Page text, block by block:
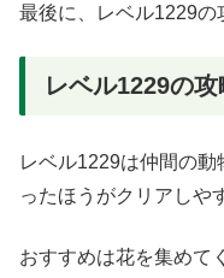
最後に、レベル1229の
レベル1229の
レベル1229は仲間の
ったほうがクリアしや
おすすめは花を集めて